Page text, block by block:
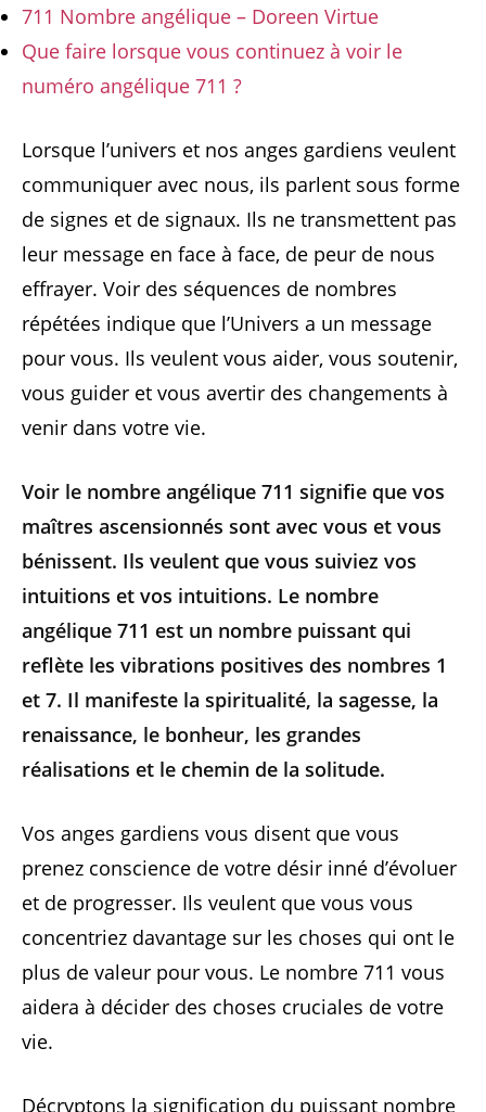
711 Nombre angélique – Doreen Virtue
Que faire lorsque vous continuez à voir le
numéro angélique 711 ?
Lorsque l’univers et nos anges gardiens veulent
communiquer avec nous, ils parlent sous forme
de signes et de signaux. Ils ne transmettent pas
leur message en face à face, de peur de nous
effrayer. Voir des séquences de nombres
répétées indique que l’Univers a un message
pour vous. Ils veulent vous aider, vous soutenir,
vous guider et vous avertir des changements à
venir dans votre vie.
Voir le nombre angélique 711 signifie que vos
maîtres ascensionnés sont avec vous et vous
bénissent. Ils veulent que vous suiviez vos
intuitions et vos intuitions. Le nombre
angélique 711 est un nombre puissant qui
reflète les vibrations positives des nombres 1
et 7. Il manifeste la spiritualité, la sagesse, la
renaissance, le bonheur, les grandes
réalisations et le chemin de la solitude.
Vos anges gardiens vous disent que vous
prenez conscience de votre désir inné d’évoluer
et de progresser. Ils veulent que vous vous
concentriez davantage sur les choses qui ont le
plus de valeur pour vous. Le nombre 711 vous
aidera à décider des choses cruciales de votre
vie.
Décryptons la signification du puissant nombre